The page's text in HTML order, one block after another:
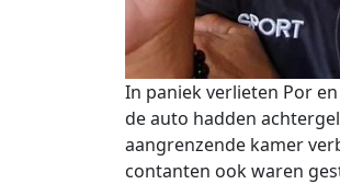
In paniek verlieten Por
de auto hadden
aangrenzende kamer
contanten ook waren